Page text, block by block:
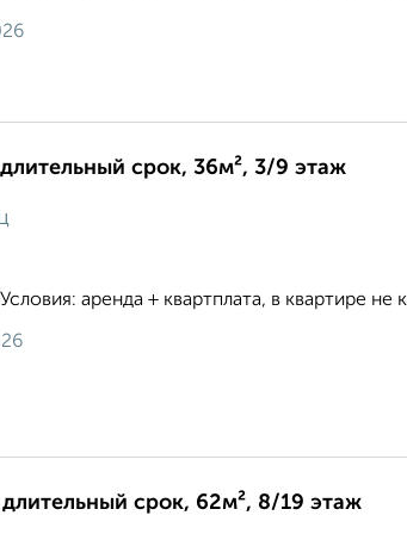
срок, 36м², 3/9 этаж
аренда + квартплата, в квартире не
срок, 62м², 8/19 этаж